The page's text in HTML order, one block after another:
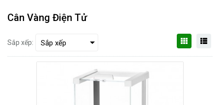
Cân Vàng Điện Tử
Sắp xếp: